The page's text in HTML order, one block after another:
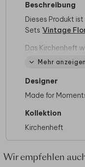
Beschreibung
Dieses Produkt
Sets 'Vintage
Das Kirchenheft
stabil
170g/m²) als
glänzendem
einem 4-, 8- oder
Mehr anzeigen
Designer
Made for
Kollektion
Kirchenheft
Wir empfehlen